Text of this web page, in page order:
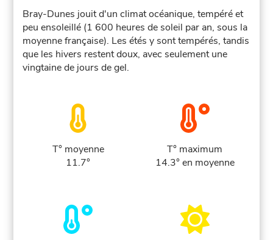
Bray-Dunes jouit d'un climat océanique, tempéré et
peu ensoleillé (1 600 heures de soleil par an, sous la
moyenne française). Les étés y sont tempérés, tandis
que les hivers restent doux, avec seulement une
vingtaine de jours de gel.
T° moyenne
11.7°
T° maximum
14.3° en moyenne